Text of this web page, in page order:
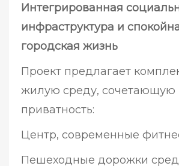
Интегрированная
инфраструктура и
городская жизнь
Проект предлагает
жилую среду, сочетающую
приватность:
Центр, современные
Пешеходные дорожки